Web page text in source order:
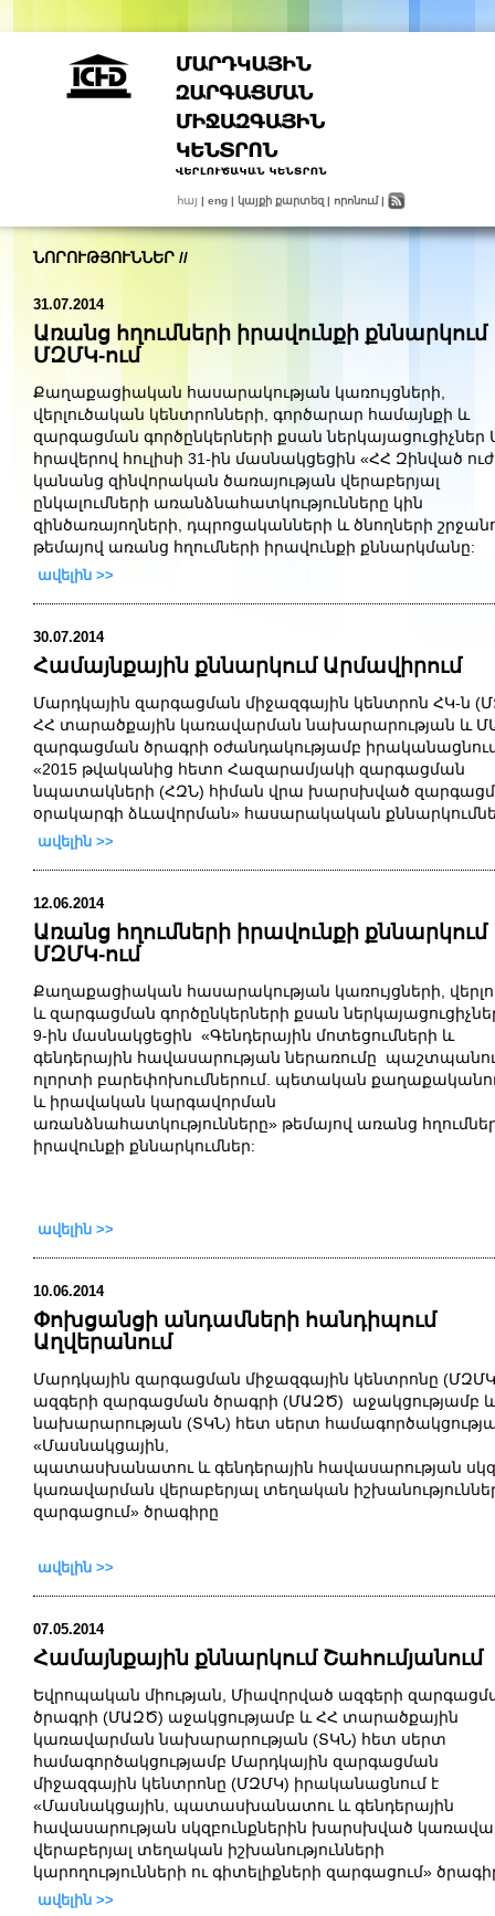
հայ | eng | կայքի քարտեզ | որոնում|
ՆՈՐՈՒԹՅՈՒՆՆԵՐ //
31.07.2014
Առանց հղումների իրավունքի քննարկում
ՄԶՄԿ-ում
Քաղաքացիական հասարակության կառույցների,
վերլուծական կենտրոնների, գործարար համայնքի և
զարգացման գործընկերների քսան ներկայացուցիչներ
հրավերով հուլիսի 31- ին մասնակցեցին «ՀՀ Զինված
կանանց զինվորական ծառայության վերաբերյալ
ընկալումների առանձնահատկությունները կին
զինծառայողների, դպրոցականների և ծնողների
թեմայով առանց հղումների իրավունքի քննարկմանը:
ավելին >>
30.07.2014
Համայնքային քննարկում Արմավիրում
Մարդկային զարգացման միջազգային կենտրոն ՀԿ-ն (
ՀՀ տարածքային կառավարման նախարարության և
զարգացման ծրագրի օժանդակությամբ
«2015 թվականից հետո Հազարամյակի զարգացման
նպատակների (ՀԶՆ) հիման վրա խարսխված
օրակարգի ձևավորման» հասարակական
ավելին >>
12.06.2014
Առանց հղումների իրավունքի քննարկում
ՄԶՄԿ-ում
Քաղաքացիական հասարակության կառույցների,
և զարգացման գործընկերների քսան
9-ին մասնակցեցին «Գենդերային մոտեցումների և
գենդերային հավասարության ներառումը
ոլորտի բարեփոխումներում. պետական
և իրավական կարգավորման
առանձնահատկությունները» թեմայով առանց
իրավունքի քննարկումներ:
ավելին >>
10.06.2014
Փոխցանցի անդամների հանդիպում
Աղվերանում
Մարդկային զարգացման միջազգային կենտրոնը
ազգերի զարգացման ծրագրի (ՄԱԶԾ)
նախարարության (ՏԿՆ) հետ սերտ
«Մասնակցային,
պատասխանատու և գենդերային հավասարության
կառավարման վերաբերյալ տեղական
զարգացում» ծրագիրը
ավելին >>
07.05.2014
Համայնքային քննարկում Շահումյանում
Եվրոպական միության, Միավորված ազգերի
ծրագրի (ՄԱԶԾ) աջակցությամբ և ՀՀ տարածքային
կառավարման նախարարության (ՏԿՆ) հետ սերտ
համագործակցությամբ Մարդկային զարգացման
միջազգային կենտրոնը (ՄԶՄԿ) իրականացնում է
«Մասնակցային, պատասխանատու և գենդերային
հավասարության սկզբունքներին խարսխված
վերաբերյալ տեղական իշխանությունների
կարողությունների ու գիտելիքների զարգացում»
ավելին >>